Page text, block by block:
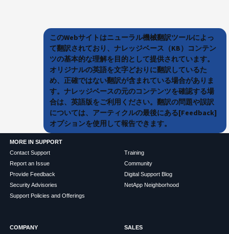
このWebサイトはニューラル機械翻訳ツールによっ
て翻訳されており、ナレッジベース（KB）コンテン
ツの基本的な理解を目的として提供されています。
オリジナルの英語を文字どおりに翻訳しているた
め、正確ではない翻訳が含まれている場合がありま
す。ナレッジベースの元のコンテンツを確認する場
合は、英語版をご利用ください。翻訳の問題や誤訳
については、アーティクルの最後にある[Feedback]
オプションを使用して報告できます。
MORE IN SUPPORT
Contact Support
Report an Issue
Provide Feedback
Security Advisories
Support Policies and Offerings
Training
Community
Digital Support Blog
NetApp Neighborhood
COMPANY
SALES